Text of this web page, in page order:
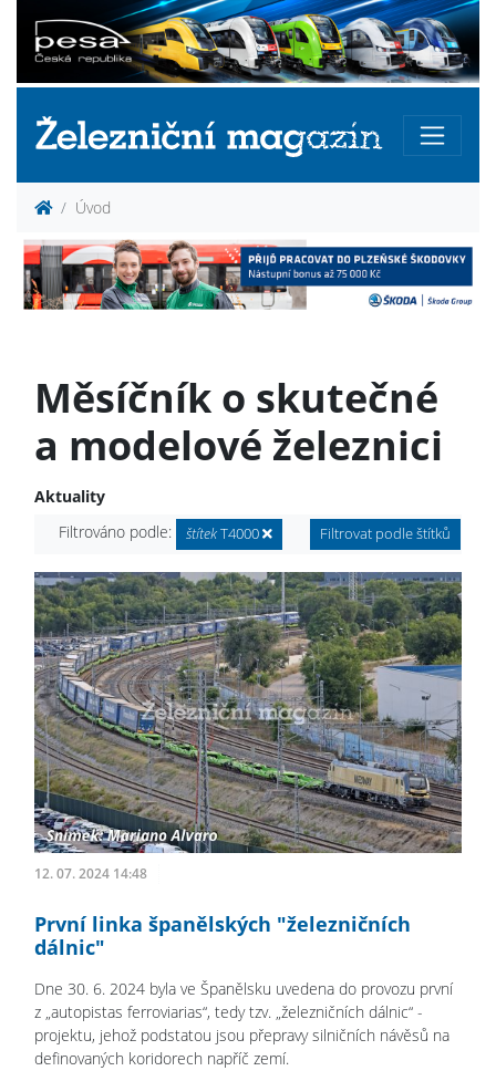
Úvod
Měsíčník o skutečné
a modelové železnici
Aktuality
Filtrováno podle:
štítekT4000 Filtrovat podle štítků
12. 07. 2024 14:48
První linka španělských "železničních
dálnic"
Dne 30. 6. 2024 byla ve Španělsku uvedena do provozu první
z „autopistas ferroviarias“, tedy tzv. „železničních dálnic“ -
projektu, jehož podstatou jsou přepravy silničních návěsů na
definovaných koridorech napříč zemí.